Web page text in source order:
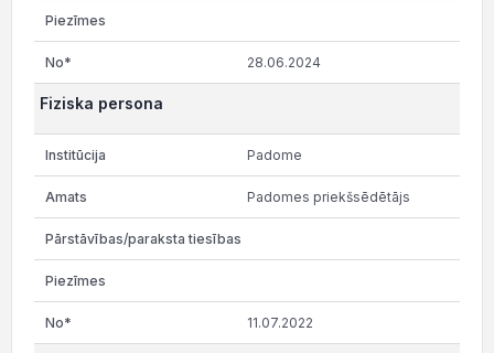
28.06.2024
Fiziska persona
Padome
Padomes priekšsēdētājs
11.07.2022